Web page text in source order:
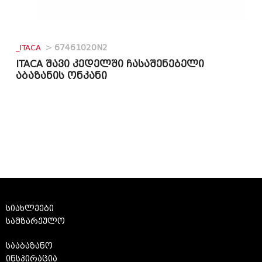
_ITACA > 67461020N2
ITACA შავი კედელში ჩასაშენებელი
აბაზანის ონკანი
სიახლეები
სამზარეულო
სააბაზანო
ინსპირაცია